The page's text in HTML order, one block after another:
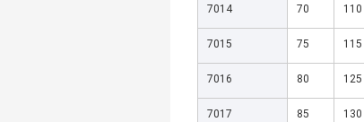
7014 70 110
7015 75 115
7016 80 125
7017 85 130